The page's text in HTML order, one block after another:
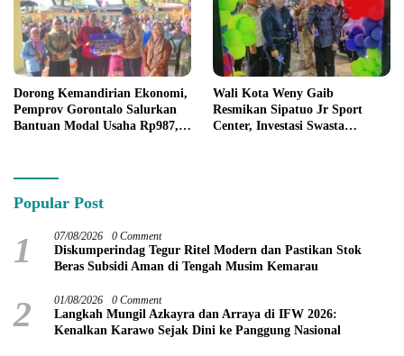
Dorong Kemandirian Ekonomi,
Pemprov Gorontalo Salurkan
Bantuan Modal Usaha Rp987,5
Wali Kota Weny Gaib
Resmikan Sipatuo Jr Sport
Center, Investasi Swasta
Popular Post
1 07/08/2026 0 Comment
Diskumperindag Tegur Ritel Modern dan Pastikan Stok
Beras Subsidi Aman di Tengah Musim Kemarau
2 01/08/2026 0 Comment
Langkah Mungil Azkayra dan Arraya di IFW 2026:
Kenalkan Karawo Sejak Dini ke Panggung Nasional